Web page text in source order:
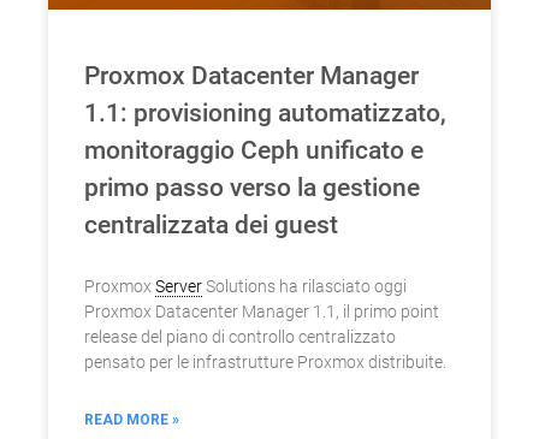
Proxmox Datacenter Manager
1.1: provisioning automatizzato,
monitoraggio Ceph unificato e
primo passo verso la gestione
centralizzata dei guest
Proxmox ServerSolutions ha rilasciato oggi
Proxmox Datacenter Manager 1.1, il primo point
release del piano di controllo centralizzato
pensato per le infrastrutture Proxmox distribuite.
READ MORE »